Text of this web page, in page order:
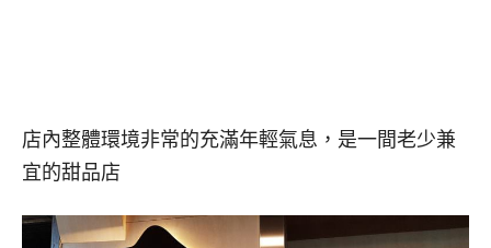
店內整體環境非常的充滿年輕氣息，是一間老少兼
宜的甜品店